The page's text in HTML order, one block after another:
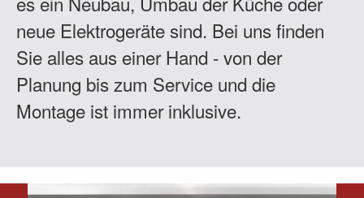
neue Elektrogeräte sind. Bei uns finden
Sie alles aus einer Hand - von der
Planung bis zum Service und die
Montage ist immer inklusive.